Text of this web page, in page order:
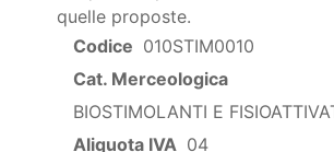
quelle proposte.
Codice 010STIM0010
Cat. Merceologica
BIOSTIMOLANTI E
Aliquota IVA 04